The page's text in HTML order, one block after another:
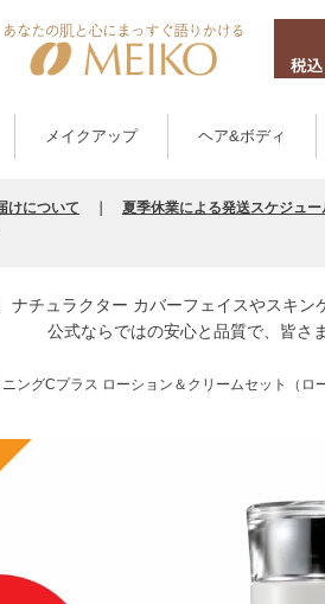
メイクアップ ヘア&ボディ
けについて 夏季休業による発送スケジュ
ナチュラクター カバーフェイスやスキ
公式ならではの安心と品質で、皆さ
ングCプラス ローション＆クリームセット（ロ